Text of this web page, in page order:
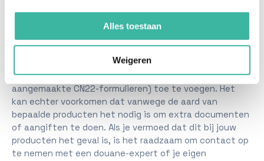
Alles toestaan
Weigeren
Als je via Etsy verkoopt is het niet nodig om je te
registreren voor een eigen VOEC-nummer, je kunt alles
onder het nummer van Etsy verzenden. Etsy int de
belasting en het is niet nodig om andere belasting- of
importdocumenten (behalve de automatisch
aangemaakte CN22-formulieren) toe te voegen. Het
kan echter voorkomen dat vanwege de aard van
bepaalde producten het nodig is om extra documenten
of aangiften te doen. Als je vermoed dat dit bij jouw
producten het geval is, is het raadzaam om contact op
te nemen met een douane-expert of je eigen